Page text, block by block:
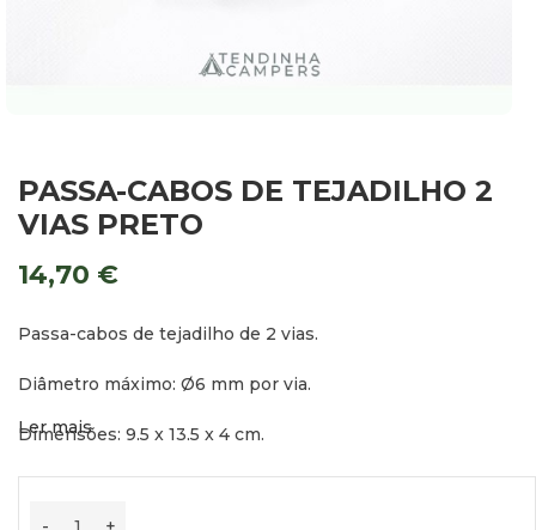
PASSA-CABOS DE TEJADILHO 2
VIAS PRETO
14,70 €
Passa-cabos de tejadilho de 2 vias.
Diâmetro máximo: Ø6 mm por via.
Dimensões: 9,5 x 13,5 x 4 cm.
Ler mais